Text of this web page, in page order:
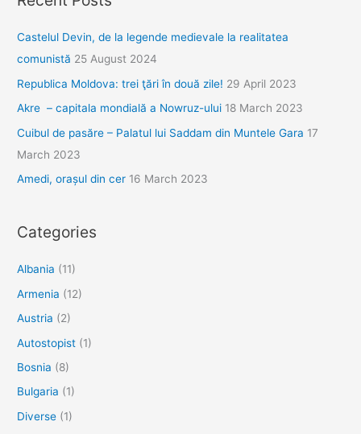
Castelul Devin, de la legende medievale la realitatea
comunistă 25 August 2024
Republica Moldova: trei ţări în două zile! 29 April 2023
Akre – capitala mondială a Nowruz-ului 18 March 2023
Cuibul de pasăre – Palatul lui Saddam din Muntele Gara 17
March 2023
Amedi, orașul din cer 16 March 2023
Categories
Albania (11)
Armenia (12)
Austria (2)
Autostopist (1)
Bosnia (8)
Bulgaria (1)
Diverse (1)